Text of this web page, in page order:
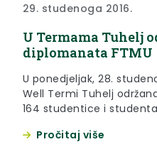
29. studenoga 2016.
U Termama Tuhelj
diplomanata FTMU
U ponedjeljak, 28.
Well Termi Tuhelj
164 studentice i
Fakultetu za
Pročitaj više